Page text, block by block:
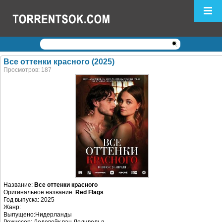
Логин: Пароль:
Регистрация|Забыли пароль?
Все оттенки красного (2025)
Просмотров: 187
Название: Все оттенки красного
Оригинальное название: Red Flags
Год выпуска: 2025
Жанр:
Выпущено:Нидерланды